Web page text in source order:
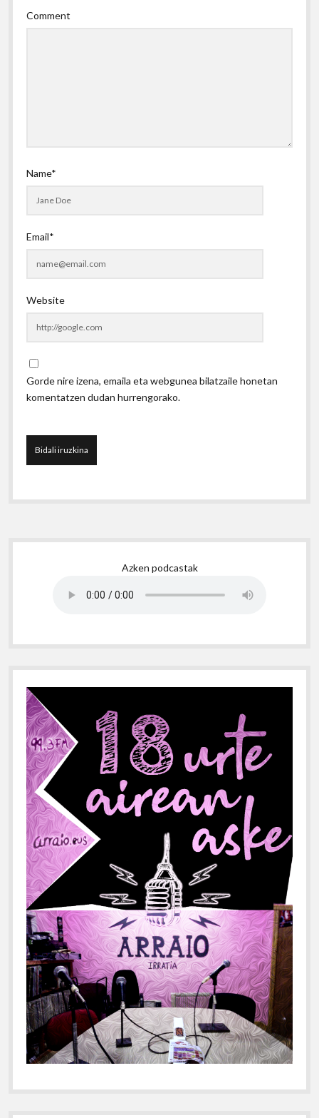
Comment
Name*
Email*
Website
Gorde nire izena, emaila eta webgunea bilatzaile honetan
komentatzen dudan hurrengorako.
Sidebar
Azken podcastak